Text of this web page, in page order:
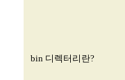
bin 디렉터리란?